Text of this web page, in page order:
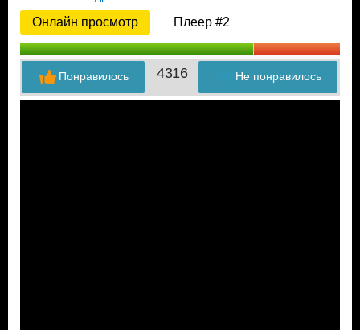
Онлайн просмотр Плеер #2
4316 Не понравилось
Понравилось